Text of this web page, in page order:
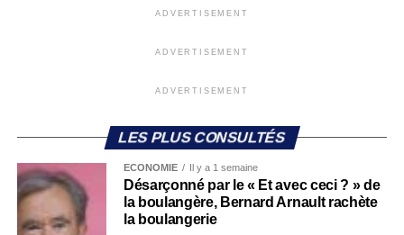
ADVERTISEMENT
ADVERTISEMENT
ADVERTISEMENT
LES PLUS CONSULTÉS
ECONOMIE Il y a 1 semaine
Désarçonné par le « Et avec ceci ? » de
la boulangère, Bernard Arnault rachète
la boulangerie